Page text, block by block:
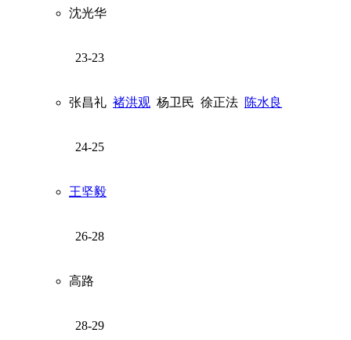
沈光华
23-23
张昌礼 褚洪观 杨卫民 徐正法 陈水良
24-25
王坚毅
26-28
高路
28-29